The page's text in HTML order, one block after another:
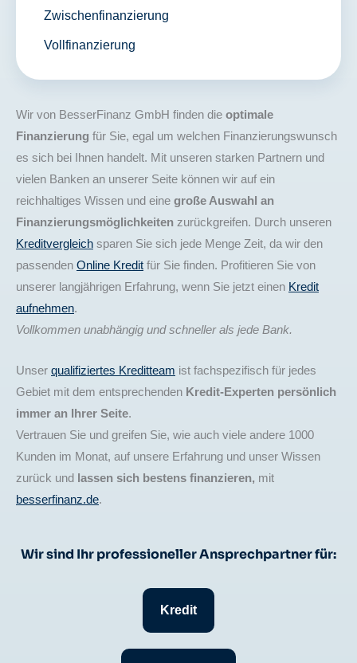
Zwischenfinanzierung
Vollfinanzierung
Wir von BesserFinanz GmbH finden die optimale
Finanzierung für Sie, egal um welchen Finanzierungswunsch
es sich bei Ihnen handelt. Mit unseren starken Partnern und
vielen Banken an unserer Seite können wir auf ein
reichhaltiges Wissen und eine große Auswahl an
Finanzierungsmöglichkeiten zurückgreifen. Durch unseren
Kreditvergleich sparen Sie sich jede Menge Zeit, da wir den
passenden Online Kredit für Sie finden. Profitieren Sie von
unserer langjährigen Erfahrung, wenn Sie jetzt einen Kredit
aufnehmen.
Vollkommen unabhängig und schneller als jede Bank.
Unser qualifiziertes Kreditteam ist fachspezifisch für jedes
Gebiet mit dem entsprechenden Kredit-Experten persönlich
immer an Ihrer Seite.
Vertrauen Sie und greifen Sie, wie auch viele andere 1000
Kunden im Monat, auf unsere Erfahrung und unser Wissen
zurück und lassen sich bestens finanzieren, mit
besserfinanz.de.
Wir sind Ihr professioneller Ansprechpartner für:
Kredit